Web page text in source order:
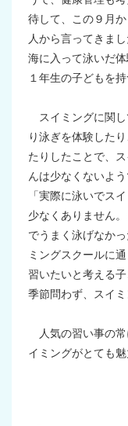
待して、この９月
人から言ってきま
海に入って泳いだ
１年生の子どもを
スイミングに関し
り泳ぎを体験した
たりしたことで、
んは少なくないよ
「実際に泳いでス
少なくありません
でうまく泳げなか
ミングスクールに
習いたいと考える子
季節問わず、スイ
人気の習い事の常
イミングがとても